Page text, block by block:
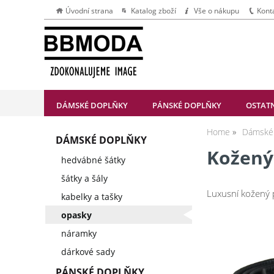
DÁMSKÉ DOPLŇKY PÁNSKÉ DOPLŇKY
Úvodní strana Katalog zboží Vše o nákupu
Home
Luxusní
DÁMSKÉ DOPLŇKY
hedvábné šátky
šátky a šály
kabelky a tašky
opasky
náramky
dárkové sady